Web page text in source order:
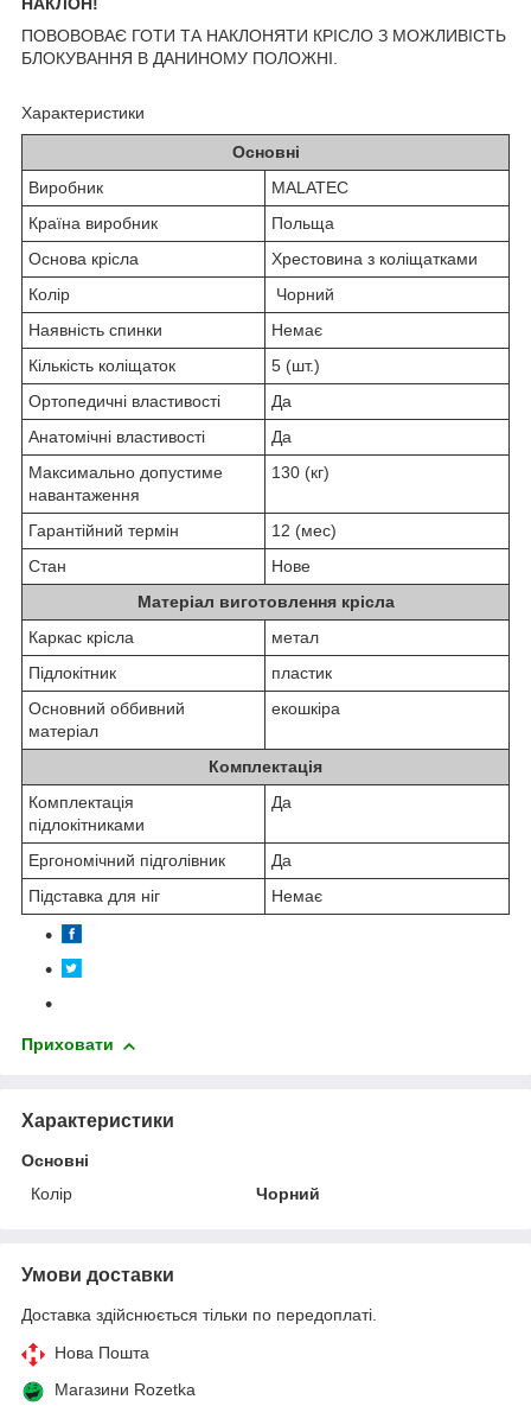
НАКЛОН!
ПОВОВОВАЄ ГОТИ ТА НАКЛОНЯТИ КРІСЛО З МОЖЛИВІСТЬ
БЛОКУВАННЯ В ДАНИНОМУ ПОЛОЖНІ.
Характеристики
Основні
Виробник
MALATEC
Країна виробник
Польща
Основа крісла
Хрестовина з коліщатками
Колір
Чорний
Наявність спинки
Немає
Кількість коліщаток
5 (шт.)
Ортопедичні властивості
Да
Анатомічні властивості
Да
Максимально допустиме
навантаження
130 (кг)
Гарантійний термін
12 (мес)
Стан
Нове
Матеріал виготовлення крісла
Каркас крісла
метал
Підлокітник
пластик
Основний оббивний
матеріал
екошкіра
Комплектація
Комплектація
підлокітниками
Да
Ергономічний підголівник
Да
Підставка для ніг
Немає
Приховати
Характеристики
Основні
Колір
Чорний
Умови доставки
Доставка здійснюється тільки по передоплаті.
Нова Пошта
Магазини Rozetka